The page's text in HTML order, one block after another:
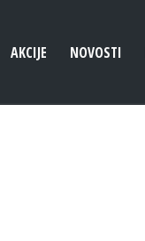
AKCIJE NOVOSTI